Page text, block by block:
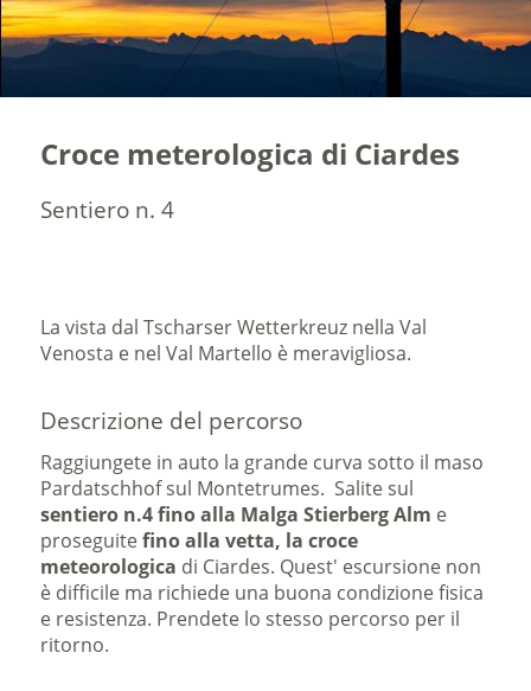
Croce meterologica di Ciardes
Sentiero n. 4
La vista dal Tscharser Wetterkreuz nella Val
Venosta e nel Val Martello è meravigliosa.
Descrizione del percorso
Raggiungete in auto la grande curva sotto il maso
Pardatschhof sul Montetrumes. Salite sul
sentiero n.4 finoalla Malga Stierberg Alm e
proseguitefino alla vetta, la croce
meteorologica di Ciardes. Quest' escursione non
è difficile ma richiede una buona condizione fisica
e resistenza. Prendete lo stesso percorso per il
ritorno.